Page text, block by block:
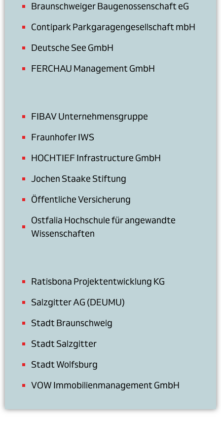
Braunschweiger Baugenossenschaft eG
Contipark Parkgaragengesellschaft mbH
Deutsche See GmbH
FERCHAU Management GmbH
FIBAV Unternehmensgruppe
Fraunhofer IWS
HOCHTIEF Infrastructure GmbH
Jochen Staake Stiftung
Öffentliche Versicherung
Ostfalia Hochschule für angewandte
Wissenschaften
Ratisbona Projektentwicklung KG
Salzgitter AG (DEUMU)
Stadt Braunschweig
Stadt Salzgitter
Stadt Wolfsburg
VOW Immobilienmanagement GmbH